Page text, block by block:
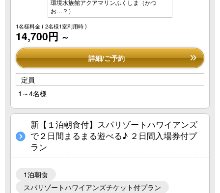
環境水族館アクアマリンふくしま（かつ
お…？）
1名様料金( 2名様1室利用時 )
14,700円 ～
詳細/ご予約
定員
1～4名様
新【１泊朝食付】スパリゾートハワイアンズ
で２日間まるまる遊べる♪ ２日間入場券付プ
ラン
1泊朝食
スパリゾートハワイアンズチケット付プラン